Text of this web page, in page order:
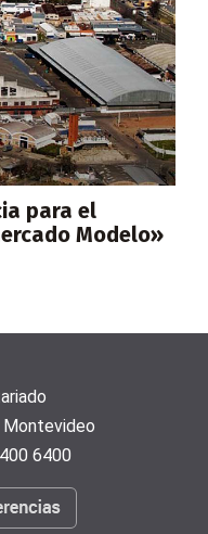
para el
Modelo»
Montevideo
6400